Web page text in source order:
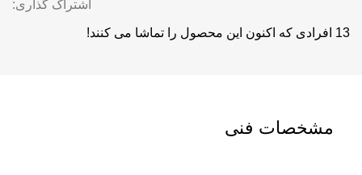
اشتراک گذاری:
13 افرادی که اکنون این محصول را تماشا می کنند!
مشخصات فنی